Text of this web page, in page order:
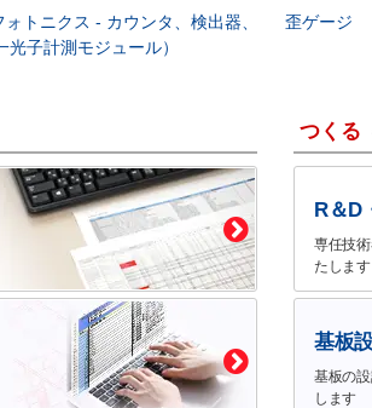
トニクス - カウンタ、検出器、
光子計測モジュール）
歪ゲージ
つくる
R＆D
専任技
たします
基板
基板の
します